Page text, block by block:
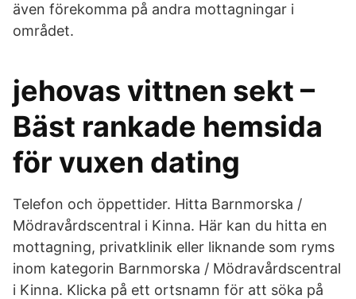
även förekomma på andra mottagningar i
området.
jehovas vittnen sekt –
Bäst rankade hemsida
för vuxen dating
Telefon och öppettider. Hitta Barnmorska /
Mödravårdscentral i Kinna. Här kan du hitta en
mottagning, privatklinik eller liknande som ryms
inom kategorin Barnmorska / Mödravårdscentral
i Kinna. Klicka på ett ortsnamn för att söka på